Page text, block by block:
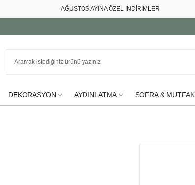
AĞUSTOS AYINA ÖZEL İNDİRİMLER
DEKORASYON AYDINLATMA SOFRA & MUTFAK